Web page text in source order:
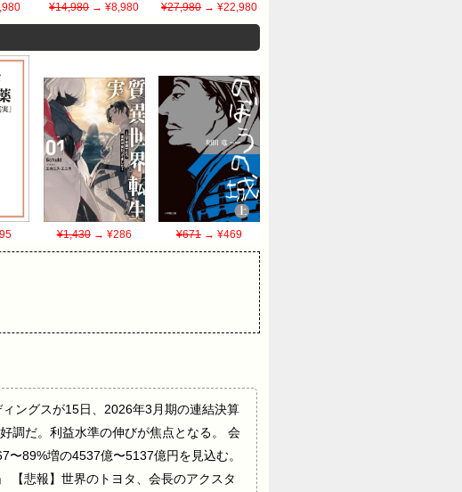
¥14,980→ ¥8,980 ¥27,980→ ¥22,980
¥1,430→ ¥286 ¥671→ ¥469
ングスが15日、2026年3月期の連結決算
調だ。利益水準の伸びが焦点となる。 会
89%増の4537億〜5137億円を見込む。
【悲報】世界のトヨタ、会長のアクスタ